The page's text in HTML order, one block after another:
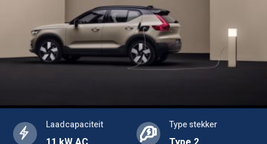
Laadcapaciteit Type stekker